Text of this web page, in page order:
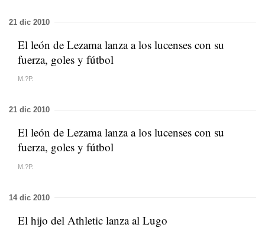
21 dic 2010
El león de Lezama lanza a los lucenses con su
fuerza, goles y fútbol
M.?P.
21 dic 2010
El león de Lezama lanza a los lucenses con su
fuerza, goles y fútbol
M.?P.
14 dic 2010
El hijo del Athletic lanza al Lugo